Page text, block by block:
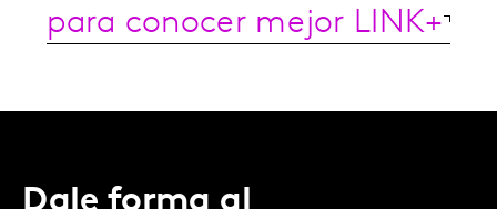
para conocer mejor LINK+